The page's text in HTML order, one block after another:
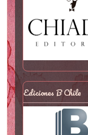
Ediciones B Chile